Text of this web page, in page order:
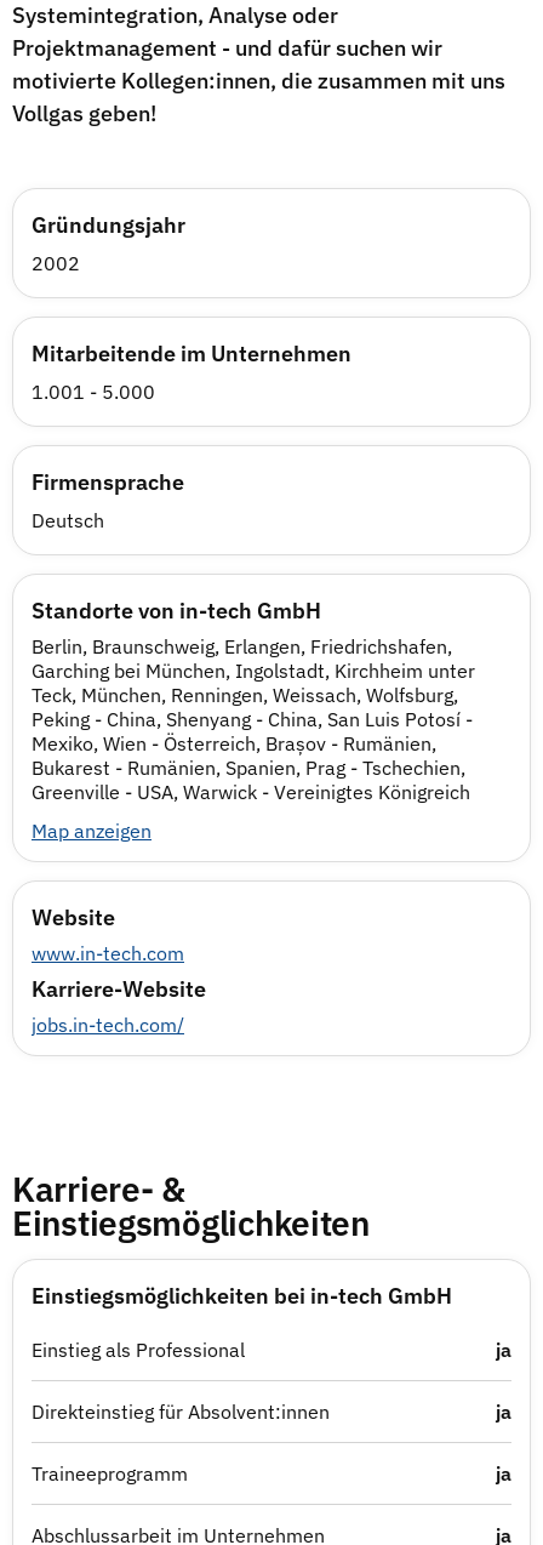
Systemintegration, Analyse oder
Projektmanagement - und dafür suchen wir
motivierte Kollegen:innen, die zusammen mit uns
Vollgas geben!
Gründungsjahr
2002
Mitarbeitende im Unternehmen
1.001 - 5.000
Firmensprache
Deutsch
Standorte von in-tech GmbH
Berlin, Braunschweig, Erlangen, Friedrichshafen,
Garching bei München, Ingolstadt, Kirchheim unter
Teck, München, Renningen, Weissach, Wolfsburg,
Peking - China, Shenyang - China, San Luis Potosí -
Mexiko, Wien - Österreich, Brașov - Rumänien,
Bukarest - Rumänien, Spanien, Prag - Tschechien,
Greenville - USA, Warwick - Vereinigtes Königreich
Map anzeigen
Website
www.in-tech.com
Karriere-Website
jobs.in-tech.com/
Karriere- &
Einstiegsmöglichkeiten
Einstiegsmöglichkeiten bei in-tech GmbH
Einstieg als Professional ja
Direkteinstieg für Absolvent:innen ja
Traineeprogramm ja
Abschlussarbeit im Unternehmen ja